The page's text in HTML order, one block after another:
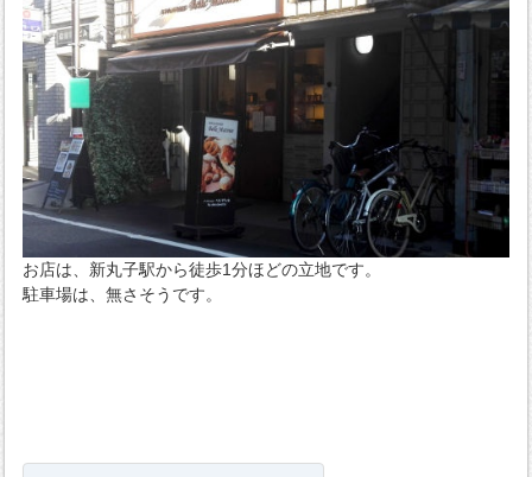
お店は、新丸子駅から徒歩1分ほどの立地です。
駐車場は、無さそうです。